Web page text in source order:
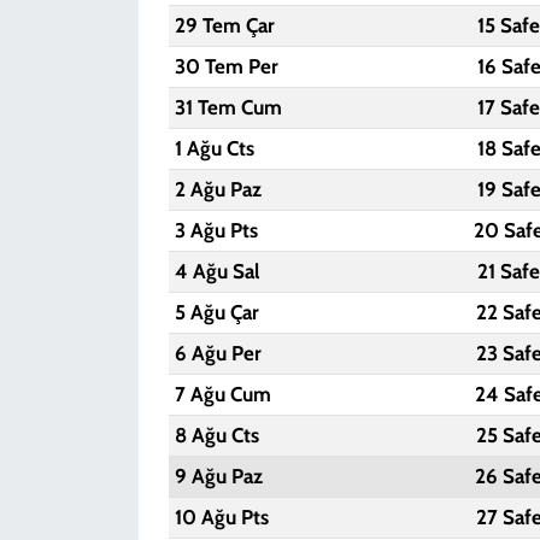
29 Tem Çar
15
30 Tem Per
16
31 Tem Cum
17
1 Ağu Cts
18
2 Ağu Paz
19
3 Ağu Pts
20
4 Ağu Sal
21
5 Ağu Çar
22
6 Ağu Per
23
7 Ağu Cum
24
8 Ağu Cts
25
9 Ağu Paz
26
10 Ağu Pts
27